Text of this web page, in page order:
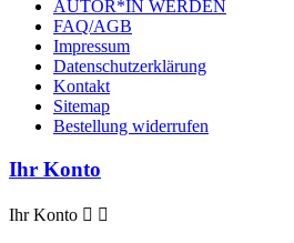
AUTOR*IN WERDEN
FAQ/AGB
Impressum
Datenschutzerklärung
Kontakt
Sitemap
Bestellung widerrufen
Ihr Konto
Ihr Konto  